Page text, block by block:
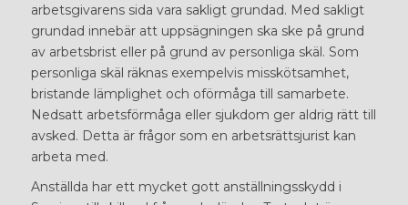
arbetsgivarens sida vara sakligt grundad. Med sakligt
grundad innebär att uppsägningen ska ske på grund
av arbetsbrist eller på grund av personliga skäl. Som
personliga skäl räknas exempelvis misskötsamhet,
bristande lämplighet och oförmåga till samarbete.
Nedsatt arbetsförmåga eller sjukdom ger aldrig rätt till
avsked. Detta är frågor som en arbetsrättsjurist kan
arbeta med.
Anställda har ett mycket gott anställningsskydd i